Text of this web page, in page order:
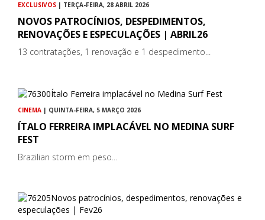
EXCLUSIVOS | TERÇA-FEIRA, 28 ABRIL 2026
NOVOS PATROCÍNIOS, DESPEDIMENTOS,
RENOVAÇÕES E ESPECULAÇÕES | ABRIL26
13 contratações, 1 renovação e 1 despedimento...
CINEMA | QUINTA-FEIRA, 5 MARÇO 2026
ÍTALO FERREIRA IMPLACÁVEL NO MEDINA SURF
FEST
Brazilian storm em peso...